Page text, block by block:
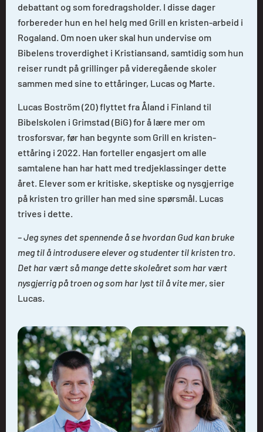
debattant og som foredragsholder. I disse dager
forbereder hun en hel helg med Grill en kristen-arbeid i
Rogaland. Om noen uker skal hun undervise om
Bibelens troverdighet i Kristiansand, samtidig som hun
reiser rundt på grillinger på videregående skoler
sammen med sine to ettåringer, Lucas og Marte.
Lucas Boström (20) flyttet fra Åland i Finland til
Bibelskolen i Grimstad (BiG) for å lære mer om
trosforsvar, før han begynte som Grill en kristen-
ettåring i 2022. Han forteller engasjert om alle
samtalene han har hatt med tredjeklassinger dette
året. Elever som er kritiske, skeptiske og nysgjerrige
på kristen tro griller han med sine spørsmål. Lucas
trives i dette.
– Jeg synes det spennende å se hvordan Gud kan bruke
meg til å introdusere elever og studenter til kristen tro.
Det har vært så mange dette skoleåret som har vært
nysgjerrig på troen og som har lyst til å vite mer, sier
Lucas.